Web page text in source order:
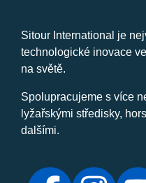
Sitour International je
technologické inovace
na světě.
Spolupracujeme s více
lyžařskými středisky,
dalšími.